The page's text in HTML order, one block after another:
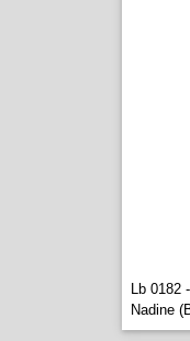
Lb 0182 -
Nadine